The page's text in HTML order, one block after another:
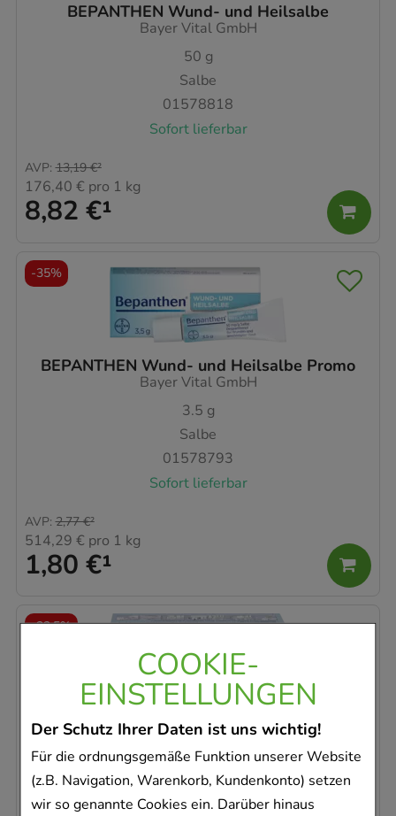
COOKIE-
EINSTELLUNGEN
Der Schutz Ihrer Daten ist uns wichtig!
Für die ordnungsgemäße Funktion unserer Website
(z.B. Navigation, Warenkorb, Kundenkonto) setzen
wir so genannte Cookies ein. Darüber hinaus
BEPANTHEN Wund- und Heilsalbe
Bayer Vital GmbH
50 g
Salbe
01578818
Sofort lieferbar
8,82 €¹
AVP: 13,19 €²
176,40 € pro 1 kg
BEPANTHEN Wund- und Heilsalbe Promo
Bayer Vital GmbH
3.5 g
Salbe
01578793
Sofort lieferbar
1,80 €¹
AVP: 2,77 €²
514,29 € pro 1 kg
-35%
CANESTEN Extra Nagelset
Bayer Vital GmbH
1St
-23,5%